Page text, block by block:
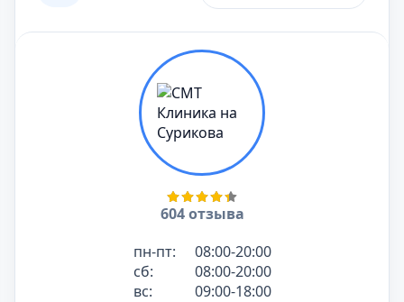
604 отзыва
пн-пт:
08:00-20:00
сб:
08:00-20:00
вс:
09:00-18:00